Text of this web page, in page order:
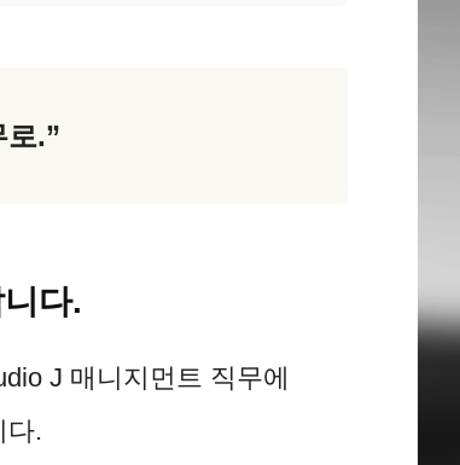
.”
다.
J 매니지먼트 직무에
다.